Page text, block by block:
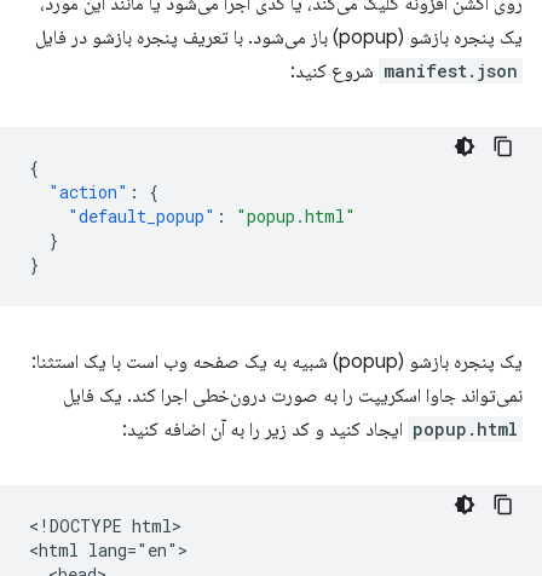
یک پنجره بازشو (popup) باز می‌شود. با تعریف پنجره بازشو در فایل
manifest.json شروع کنید:
{
"action" :
{
"default_popup" :
"popup.html"
}
}
یک پنجره بازشو (popup) شبیه به یک صفحه وب است با یک استثنا:
نمی‌تواند جاوا اسکریپت را به صورت درون‌خطی اجرا کند. یک فایل
popup.html ایجاد کنید و کد زیر را به آن اضافه کنید:
<!DOCTYPE html>
<html lang="en">